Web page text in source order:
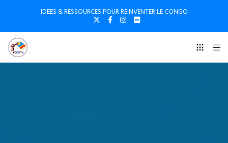
IDEES & RESSOURCES POUR REINVENTER LE CONGO